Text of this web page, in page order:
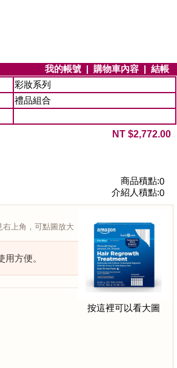
我的帳號 | 購物車內容 | 結帳
彩妝系列
禮品組合
NT $2,772.00
商品積點:0
介紹人積點:0
按這裡可以看大圖
右上角，可點圖放大
方便。